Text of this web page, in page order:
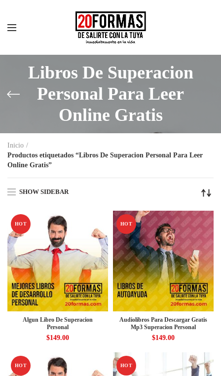
Libros De Superacion
Personal Para Leer
Online Gratis
Inicio
Productos etiquetados “Libros De Superacion Personal Para Leer
Online Gratis”
SHOW SIDEBAR
HOT
Algun Libro De Superacion
Personal
$149.00
HOT
Audiolibros Para Descargar Gratis
Mp3 Superacion Personal
$149.00
HOT HOT